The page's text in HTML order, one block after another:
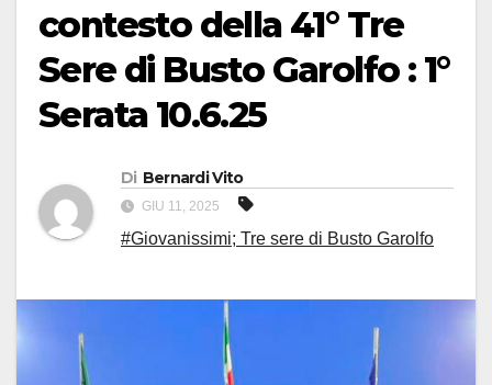
contesto della 41° Tre
Sere di Busto Garolfo : 1°
Serata 10.6.25
Di Bernardi Vito
GIU 11, 2025
#Giovanissimi; Tre sere di Busto Garolfo